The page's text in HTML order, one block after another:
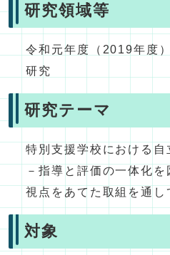
研究領域等
令和元年度（2019年度
研究
研究テーマ
特別支援学校における
－指導と評価の一体化
視点をあてた取組を通し
対象